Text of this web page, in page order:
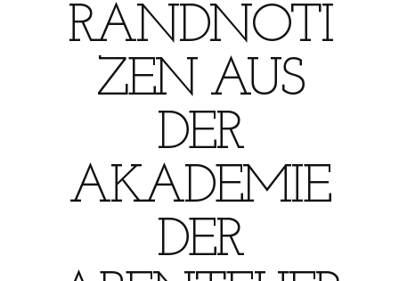
RANDNOTI
ZEN AUS
DER
AKADEMIE
DER